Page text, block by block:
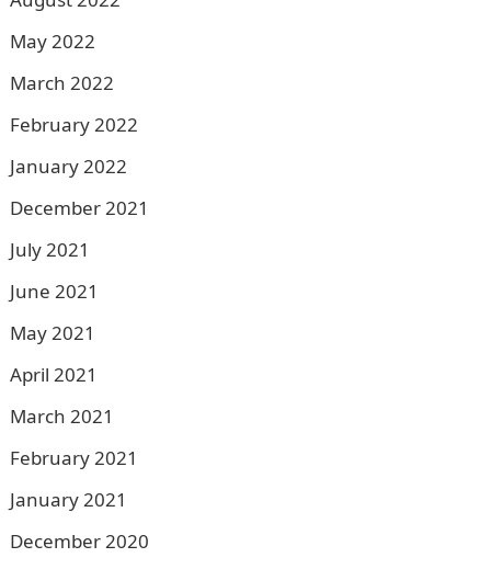
May 2022
March 2022
February 2022
January 2022
December 2021
July 2021
June 2021
May 2021
April 2021
March 2021
February 2021
January 2021
December 2020